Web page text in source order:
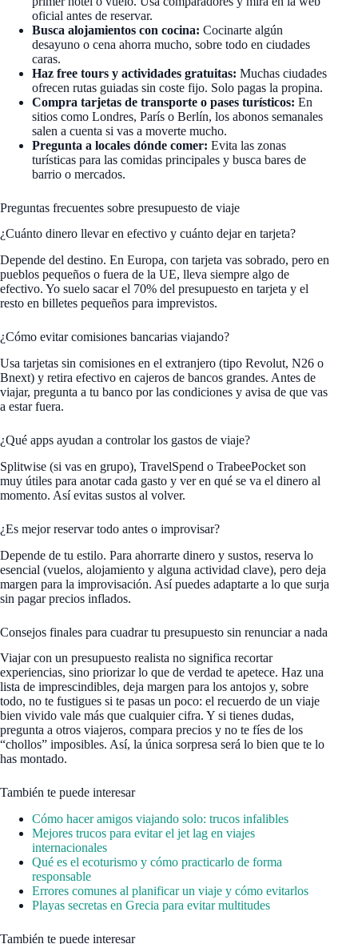
oficial antes de reservar.
Busca alojamientos con cocina: Cocinarte algún
desayuno o cena ahorra mucho, sobre todo en ciudades
caras.
Haz free tours y actividades gratuitas: Muchas ciudades
ofrecen rutas guiadas sin coste fijo. Solo pagas la propina.
Compra tarjetas de transporte o pases turísticos: En
sitios como Londres, París o Berlín, los abonos semanales
salen a cuenta si vas a moverte mucho.
Pregunta a locales dónde comer: Evita las zonas
turísticas para las comidas principales y busca bares de
barrio o mercados.
Preguntas frecuentes sobre presupuesto de viaje
¿Cuánto dinero llevar en efectivo y cuánto dejar en tarjeta?
Depende del destino. En Europa, con tarjeta vas sobrado, pero en
pueblos pequeños o fuera de la UE, lleva siempre algo de
efectivo. Yo suelo sacar el 70% del presupuesto en tarjeta y el
resto en billetes pequeños para imprevistos.
¿Cómo evitar comisiones bancarias viajando?
Usa tarjetas sin comisiones en el extranjero (tipo Revolut, N26 o
Bnext) y retira efectivo en cajeros de bancos grandes. Antes de
viajar, pregunta a tu banco por las condiciones y avisa de que vas
a estar fuera.
¿Qué apps ayudan a controlar los gastos de viaje?
Splitwise (si vas en grupo), TravelSpend o TrabeePocket son
muy útiles para anotar cada gasto y ver en qué se va el dinero al
momento. Así evitas sustos al volver.
¿Es mejor reservar todo antes o improvisar?
Depende de tu estilo. Para ahorrarte dinero y sustos, reserva lo
esencial (vuelos, alojamiento y alguna actividad clave), pero deja
margen para la improvisación. Así puedes adaptarte a lo que surja
sin pagar precios inflados.
Consejos finales para cuadrar tu presupuesto sin renunciar a nada
Viajar con un presupuesto realista no significa recortar
experiencias, sino priorizar lo que de verdad te apetece. Haz una
lista de imprescindibles, deja margen para los antojos y, sobre
todo, no te fustigues si te pasas un poco: el recuerdo de un viaje
bien vivido vale más que cualquier cifra. Y si tienes dudas,
pregunta a otros viajeros, compara precios y no te fíes de los
“chollos” imposibles. Así, la única sorpresa será lo bien que te lo
has montado.
También te puede interesar
Cómo hacer amigos viajando solo: trucos infalibles
Mejores trucos para evitar el jet lag en viajes
internacionales
Qué es el ecoturismo y cómo practicarlo de forma
responsable
Errores comunes al planificar un viaje y cómo evitarlos
Playas secretas en Grecia para evitar multitudes
También te puede interesar